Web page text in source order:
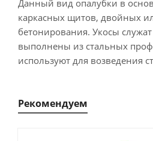
Данный вид опалубки в
каркасных щитов, двойных
бетонирования. Укосы
выполнены из стальных
используют для возведения
Рекомендуем